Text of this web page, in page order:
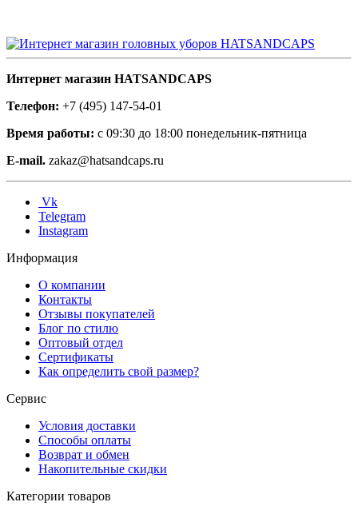
Интернет магазин HATSANDCAPS
Телефон: +7 (495) 147-54-01
Время работы: с 09:30 до 18:00 понедельник-пятница
E-mail. zakaz@hatsandcaps.ru
Vk
Telegram
Instagram
Информация
О компании
Контакты
Отзывы покупателей
Блог по стилю
Оптовый отдел
Сертификаты
Как определить свой размер?
Сервис
Условия доставки
Способы оплаты
Возврат и обмен
Накопительные скидки
Категории товаров